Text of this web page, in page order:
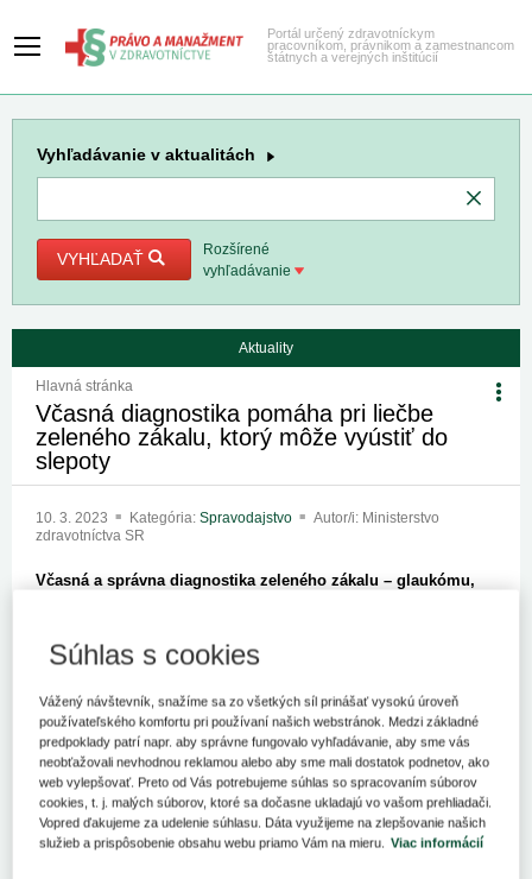
Portál určený zdravotníckym
pracovníkom, právnikom a zamestnancom
štátnych a verejných inštitúcií
Vyhľadávanie v aktualitách
VYHĽADAŤ
Rozšírené
vyhľadávanie
Aktuality
Hlavná stránka
Včasná diagnostika pomáha pri liečbe
zeleného zákalu, ktorý môže vyústiť do
slepoty
10. 3. 2023 Kategória: Spravodajstvo
Autor/i: Ministerstvo
zdravotníctva SR
Včasná a správna diagnostika zeleného zákalu – glaukómu,
Práve na potrebu takýchto vyšetrení každoročne upozorňuje
Svetový týždeň glaukómu, ktorý tento rok pripadá na 12. až
18. marca 2023, a Slovenská glaukómová spoločnosť pri tejto
príležitosti ponúka bezplatné meranie vnútroočného tlaku pre
verejnosť.
„Včasná a správna diagnostika je pri každom ochorení kľúčová -
obzvlášť pri ochoreniach, ako je aj glaukóm, kde je možné včas
zasiahnuť a nastaviť cielenú liečbu, aby nevyústilo až do slepoty.
Tak je možné v čo najväčšej miere prispieť k zachovaniu čo
Súhlas s cookies
Vážený návštevník, snažíme sa zo všetkých síl prinášať vysokú úroveň
používateľského komfortu pri používaní našich webstránok. Medzi základné
predpoklady patrí napr. aby správne fungovalo vyhľadávanie, aby sme vás
neobťažovali nevhodnou reklamou alebo aby sme mali dostatok podnetov, ako
web vylepšovať. Preto od Vás potrebujeme súhlas so spracovaním súborov
cookies, t. j. malých súborov, ktoré sa dočasne ukladajú vo vašom prehliadači.
Vopred ďakujeme za udelenie súhlasu. Dáta využijeme na zlepšovanie našich
služieb a prispôsobenie obsahu webu priamo Vám na mieru. Viac informácií